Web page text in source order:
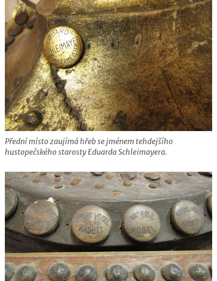
Přední místo zaujímá hřeb se jménem tehdejšího
hustopečského starosty Eduarda Schleimayera.